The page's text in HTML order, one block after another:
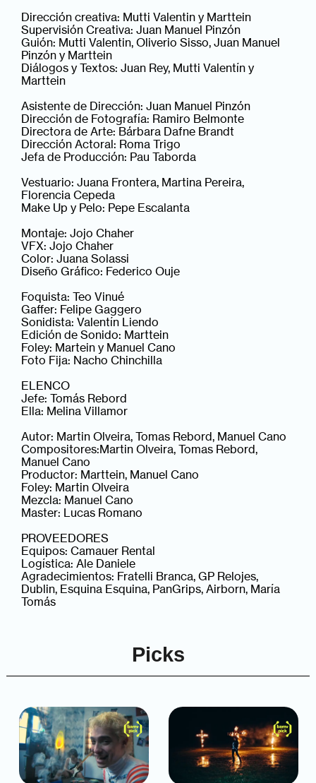
Dirección creativa: Mutti Valentin y Marttein
Supervisión Creativa: Juan Manuel Pinzón
Guión: Mutti Valentin, Oliverio Sisso, Juan Manuel
Pinzón y Marttein
Diálogos y Textos: Juan Rey, Mutti Valentín y
Marttein
Asistente de Dirección: Juan Manuel Pinzón
Dirección de Fotografía: Ramiro Belmonte
Directora de Arte: Bárbara Dafne Brandt
Dirección Actoral: Roma Trigo
Jefa de Producción: Pau Taborda
Vestuario: Juana Frontera, Martina Pereira,
Florencia Cepeda
Make Up y Pelo: Pepe Escalanta
Montaje: Jojo Chaher
VFX: Jojo Chaher
Color: Juana Solassi
Diseño Gráfico: Federico Ouje
Foquista: Teo Vinué
Gaffer: Felipe Gaggero
Sonidista: Valentín Liendo
Edición de Sonido: Marttein
Foley: Martein y Manuel Cano
Foto Fija: Nacho Chinchilla
ELENCO
Jefe: Tomás Rebord
Ella: Melina Villamor
Autor: Martin Olveira, Tomas Rebord, Manuel Cano
Compositores:Martin Olveira, Tomas Rebord,
Manuel Cano
Productor: Marttein, Manuel Cano
Foley: Martin Olveira
Mezcla: Manuel Cano
Master: Lucas Romano
PROVEEDORES
Equipos: Camauer Rental
Logística: Ale Daniele
Agradecimientos: Fratelli Branca, GP Relojes,
Dublin, Esquina Esquina, PanGrips, Airborn, María
Tomás
Picks